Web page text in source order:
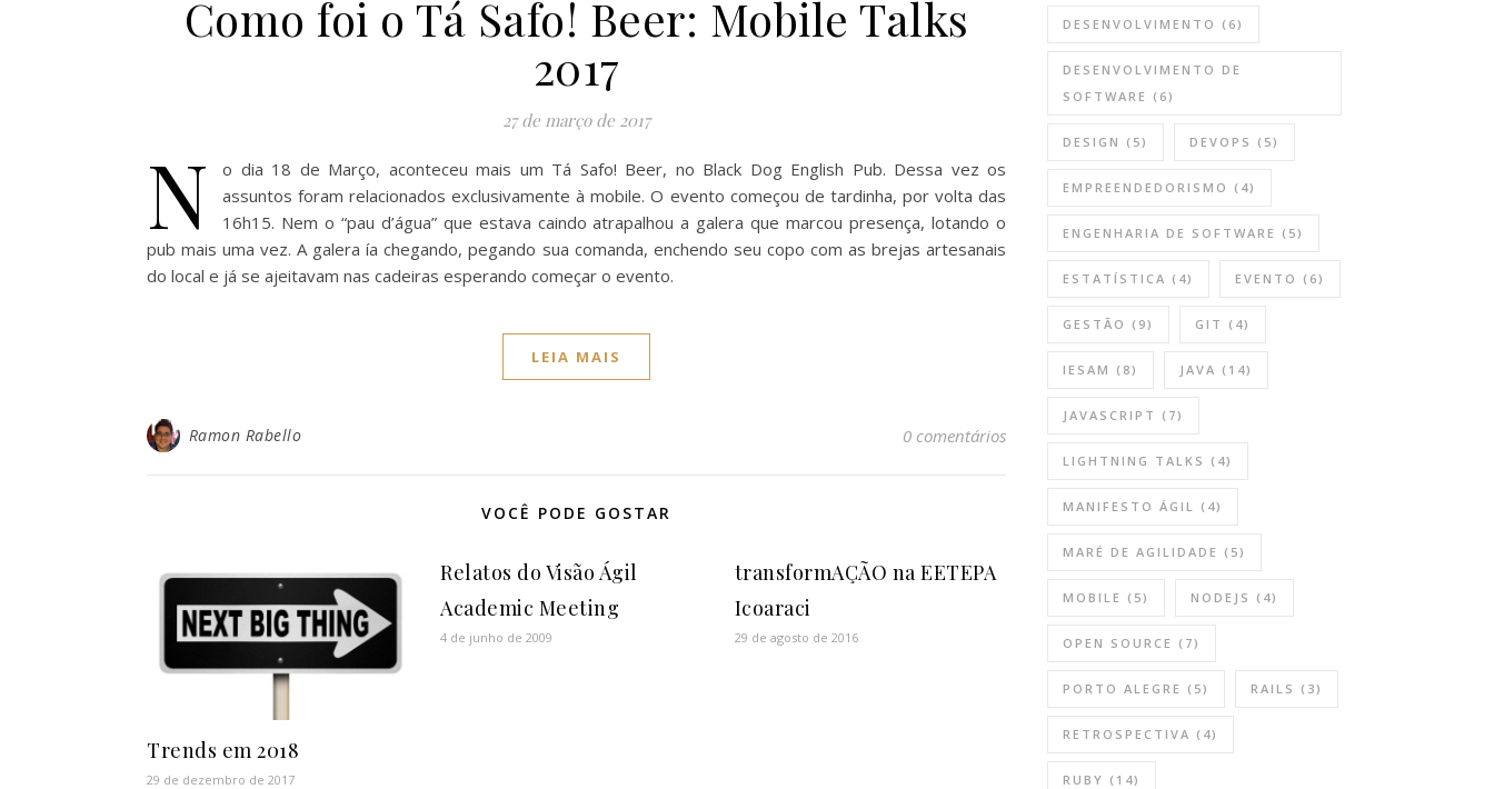
Como foi o Tá Safo! Beer: Mobile Talks
2017
27 de março de 2017
N
o dia 18 de Março, aconteceu mais um Tá Safo! Beer, no Black Dog English Pub. Dessa vez os
assuntos foram relacionados exclusivamente à mobile. O evento começou de tardinha, por volta das
16h15. Nem o “pau d’água” que estava caindo atrapalhou a galera que marcou presença, lotando o
pub mais uma vez. A galera ía chegando, pegando sua comanda, enchendo seu copo com as brejas artesanais
do local e já se ajeitavam nas cadeiras esperando começar o evento.
LEIA MAIS
Ramon Rabello 0 comentários
VOCÊ PODE GOSTAR
Trends em 2018
29 de dezembro de 2017
Relatos do Visão Ágil
Academic Meeting
4 de junho de 2009
transformAÇÃO na EETEPA
Icoaraci
29 de agosto de 2016
DESENVOLVIMENTO (6)
DESENVOLVIMENTO DE
SOFTWARE (6)
DESIGN (5) DEVOPS (5)
EMPREENDEDORISMO (4)
ENGENHARIA DE SOFTWARE (5)
ESTATÍSTICA (4) EVENTO (6)
GESTÃO (9) GIT (4)
IESAM (8) JAVA (14)
JAVASCRIPT (7)
LIGHTNING TALKS (4)
MANIFESTO ÁGIL (4)
MARÉ DE AGILIDADE (5)
MOBILE (5) NODEJS (4)
OPEN SOURCE (7)
PORTO ALEGRE (5) RAILS (3)
RETROSPECTIVA (4)
RUBY (14)